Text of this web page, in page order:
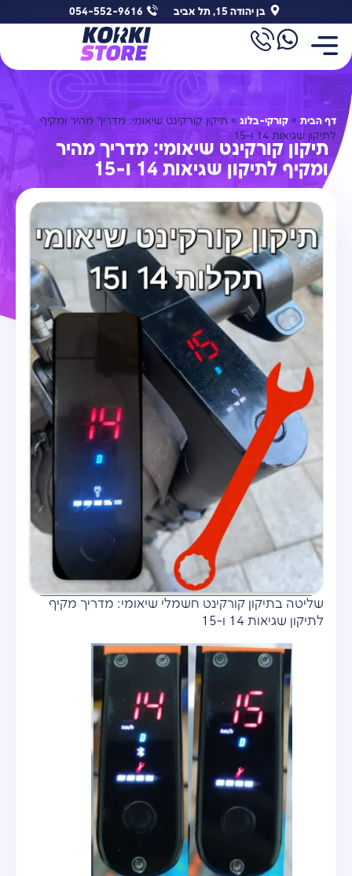
בן יהודה 15, תל אביב 054-552-9616
דף הבית » קורקי-בלוג » תיקון קורקינט שיאומי: מדריך מהיר ומקיף
לתיקון שגיאות 14 ו-15
תיקון קורקינט שיאומי: מדריך מהיר
ומקיף לתיקון שגיאות 14 ו-15
שליטה בתיקון קורקינט חשמלי שיאומי: מדריך מקיף
לתיקון שגיאות 14 ו-15